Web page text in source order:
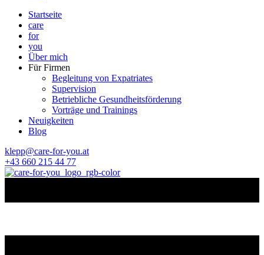
Startseite
care
for
you
Über mich
Für Firmen
Begleitung von Expatriates
Supervision
Betriebliche Gesundheitsförderung
Vorträge und Trainings
Neuigkeiten
Blog
klepp@care-for-you.at
+43 660 215 44 77